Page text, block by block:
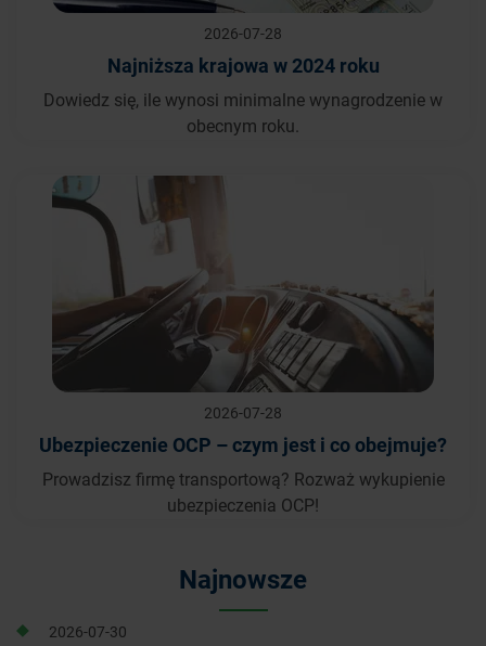
2026-07-28
Najniższa krajowa w 2024 roku
Dowiedz się, ile wynosi minimalne wynagrodzenie w
obecnym roku.
2026-07-28
Ubezpieczenie OCP – czym jest i co obejmuje?
Prowadzisz firmę transportową? Rozważ wykupienie
ubezpieczenia OCP!
Najnowsze
2026-07-30